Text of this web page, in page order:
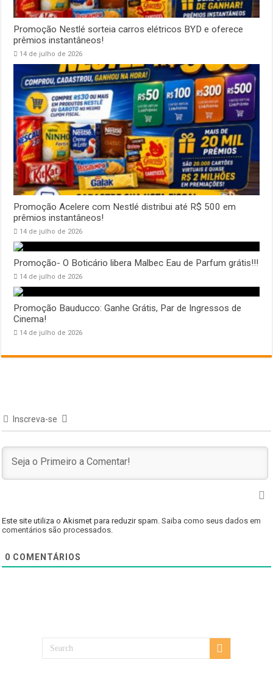
Promoção Nestlé sorteia carros elétricos BYD e oferece
prêmios instantâneos!
14 de julho de 2026
Promoção Acelere com Nestlé distribui até R$ 500 em
prêmios instantâneos!
14 de julho de 2026
Promoção- O Boticário libera Malbec Eau de Parfum grátis!!!
14 de julho de 2026
Promoção Bauducco: Ganhe Grátis, Par de Ingressos de
Cinema!
14 de julho de 2026
Inscreva-se
Este site utiliza o Akismet para reduzir spam.Saiba como seus dados em
comentários são processados
0 COMENTÁRIOS